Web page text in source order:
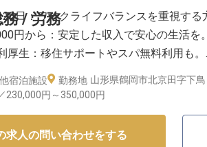
備はもちろん、移住サポートや確定拠出
わせた働き方を応援します。
資格取得奨励もあり、スキルアップを積
利用など、心身のリフレッシュも大切に
さい。
02日時点の情報です
/ 労務
日：ワークライフバランスを重視する
円から：安定した収入で安心の生活を。
厚生：移住サポートやスパ無料利用も。
績あり：長く安心して働ける環境です。
れた美しい環境で、お客様に心安らぐ時
宿泊施設 勤務地 山形県鶴岡市北京田字下鳥
230,000円～ 350,000円
求人の問い合わせをする